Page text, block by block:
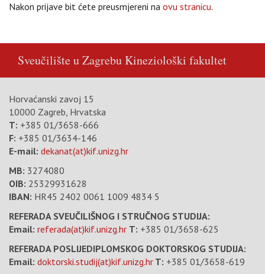
Nakon prijave bit ćete preusmjereni na ovu stranicu.
Sveučilište u ZagrebuKineziološki fakultet
Horvaćanski zavoj 15
10000 Zagreb, Hrvatska
T: +385 01/3658-666
F: +385 01/3634-146
E-mail: dekanat(at)kif.unizg.hr
MB: 3274080
OIB: 25329931628
IBAN: HR45 2402 0061 1009 4834 5
REFERADA SVEUČILIŠNOG I STRUČNOG STUDIJA:
Email: referada(at)kif.unizg.hr T: +385 01/3658-625
REFERADA POSLIJEDIPLOMSKOG DOKTORSKOG STUDIJA:
Email: doktorski.studij(at)kif.unizg.hr T: +385 01/3658-619